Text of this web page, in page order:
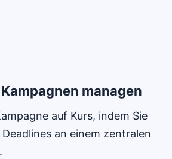
managen
auf Kurs, indem Sie
an einem zentralen